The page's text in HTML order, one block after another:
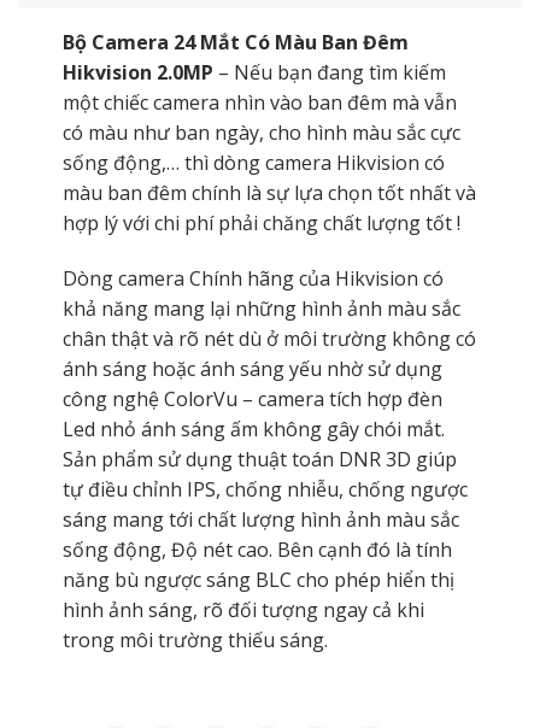
Bộ Camera 24 Mắt Có Màu Ban Đêm
Hikvision 2.0MP – Nếu bạn đang tìm kiếm
một chiếc camera nhìn vào ban đêm mà vẫn
có màu như ban ngày, cho hình màu sắc cực
sống động,… thì dòng camera Hikvision có
màu ban đêm chính là sự lựa chọn tốt nhất và
hợp lý với chi phí phải chăng chất lượng tốt !
Dòng camera Chính hãng của Hikvision có
khả năng mang lại những hình ảnh màu sắc
chân thật và rõ nét dù ở môi trường không có
ánh sáng hoặc ánh sáng yếu nhờ sử dụng
công nghệ ColorVu – camera tích hợp đèn
Led nhỏ ánh sáng ấm không gây chói mắt.
Sản phẩm sử dụng thuật toán DNR 3D giúp
tự điều chỉnh IPS, chống nhiễu, chống ngược
sáng mang tới chất lượng hình ảnh màu sắc
sống động, Độ nét cao. Bên cạnh đó là tính
năng bù ngược sáng BLC cho phép hiển thị
hình ảnh sáng, rõ đối tượng ngay cả khi
trong môi trường thiếu sáng.